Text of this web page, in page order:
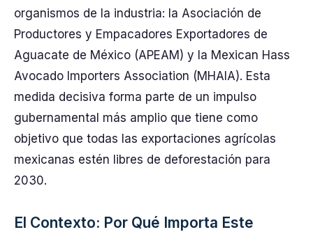
organismos de la industria: la Asociación de
Productores y Empacadores Exportadores de
Aguacate de México (APEAM) y la Mexican Hass
Avocado Importers Association (MHAIA). Esta
medida decisiva forma parte de un impulso
gubernamental más amplio que tiene como
objetivo que todas las exportaciones agrícolas
mexicanas estén libres de deforestación para
2030.
El Contexto: Por Qué Importa Este